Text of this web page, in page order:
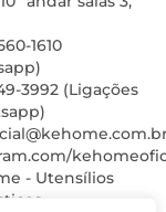
1610
3992 (Ligações
- Utensílios